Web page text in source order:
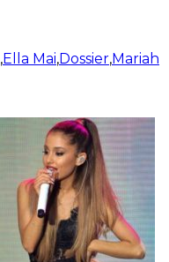
,Ella Mai,Dossier,Mariah